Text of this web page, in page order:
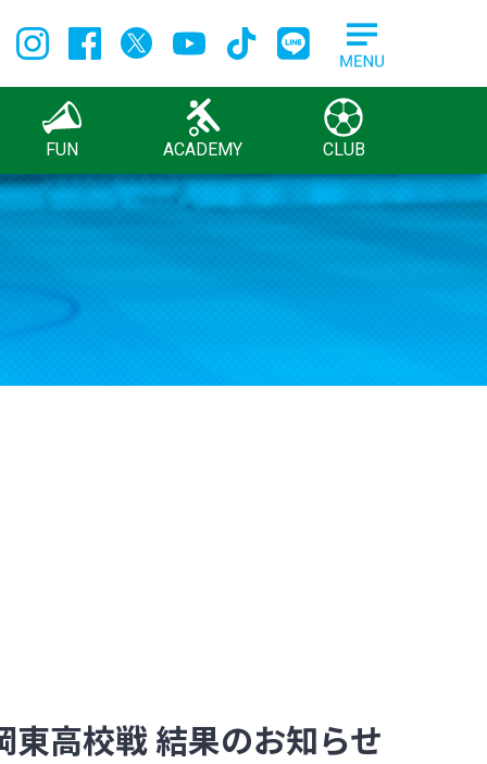
FUN ACADEMY CLUB
高校戦 結果のお知らせ